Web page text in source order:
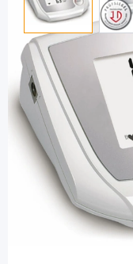
boso
boso
Stück
PZN: 02227831 /
sofort verfügbar
Lieferzeit 1-3
Besonderheiten
Arrhythmie-